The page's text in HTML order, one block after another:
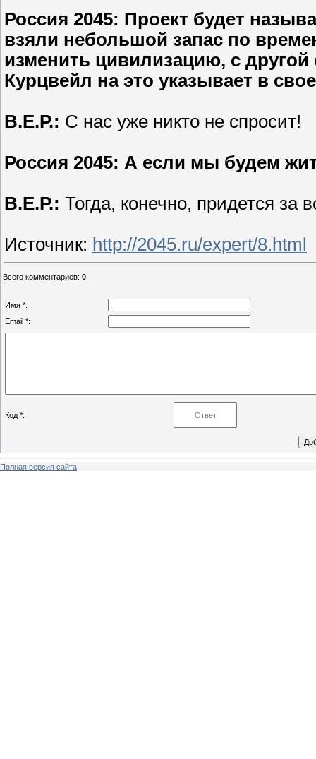
Россия 2045: Проект будет
взяли небольшой запас по
изменить цивилизацию, с
Курцвейл на это указывает в
В.Е.Р.: С нас уже никто не спросит!
Россия 2045: А если мы будем
В.Е.Р.: Тогда, конечно, придется за
Источник: http://2045.ru/expert/8.html
Всего комментариев: 0
Имя *:
Email *:
Код *:
Полная версия сайта